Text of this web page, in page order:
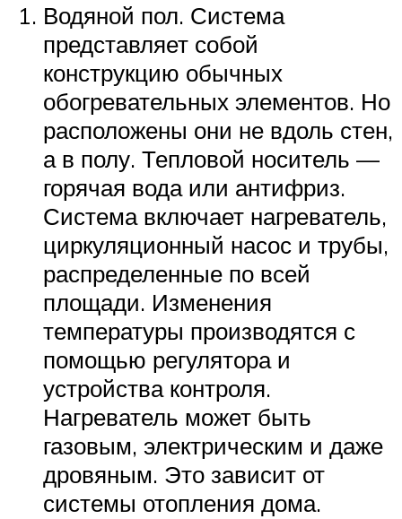
Водяной пол. Система
представляет собой
конструкцию обычных
обогревательных элементов. Но
расположены они не вдоль стен,
а в полу. Тепловой носитель —
горячая вода или антифриз.
Система включает нагреватель,
циркуляционный насос и трубы,
распределенные по всей
площади. Изменения
температуры производятся с
помощью регулятора и
устройства контроля.
Нагреватель может быть
газовым, электрическим и даже
дровяным. Это зависит от
системы отопления дома.